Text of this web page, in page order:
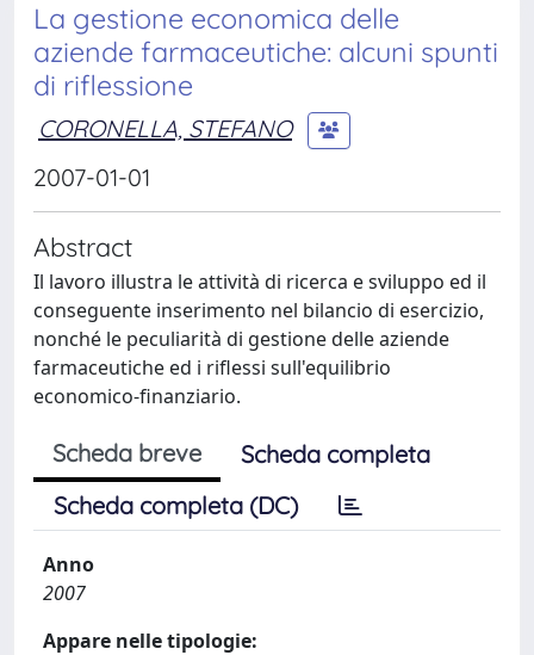
La gestione economica delle
aziende farmaceutiche: alcuni spunti
di riflessione
CORONELLA, STEFANO
2007-01-01
Abstract
Il lavoro illustra le attività di ricerca e sviluppo ed il
conseguente inserimento nel bilancio di esercizio,
nonché le peculiarità di gestione delle aziende
farmaceutiche ed i riflessi sull'equilibrio
economico-finanziario.
Scheda breve
Scheda completa
Scheda completa (DC)
Anno
2007
Appare nelle tipologie: